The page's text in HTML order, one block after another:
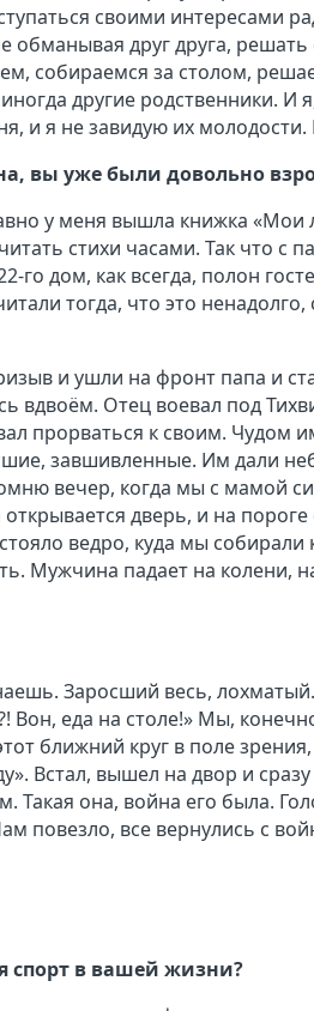
своими интересами
обманывая друг друга,
собираемся за столом,
другие родственники. И
и я не завидую их
вы уже были довольно
у меня вышла книжка «Мои
стихи часами. Так что с
го дом, как всегда, полон
тогда, что это
и ушли на фронт папа и
вдвоём. Отец воевал под
прорваться к своим. Чудом
завшивленные. Им дали
вечер, когда мы с мамой
открывается дверь, и на
ведро, куда мы
Мужчина падает на колени,
Заросший весь,
Вон, еда на столе!» Мы,
ближний круг в поле
Встал, вышел на двор и
Такая она, война его была.
повезло, все вернулись с
спорт в вашей жизни?